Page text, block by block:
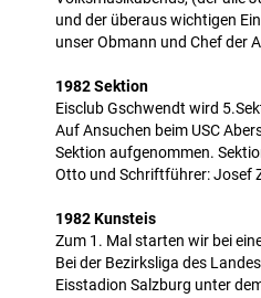
und der überaus wichtigen
unser Obmann und Chef der
1982 Sektion
Eisclub Gschwendt wird
Auf Ansuchen beim USC
Sektion aufgenommen.
Otto und Schriftführer: Josef
1982 Kunsteis
Zum 1. Mal starten wir bei
Bei der Bezirksliga des
Eisstadion Salzburg unter